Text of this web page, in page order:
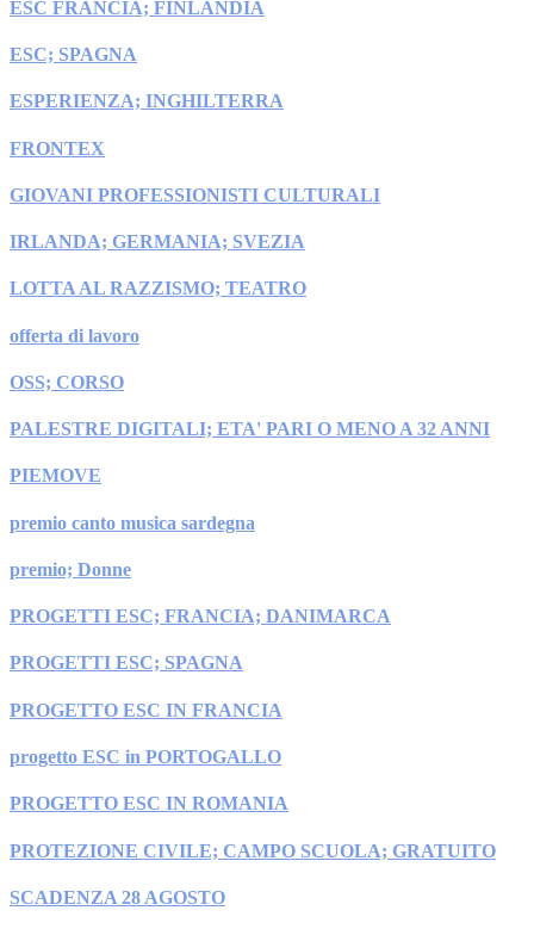
ESC FRANCIA; FINLANDIA
ESC; SPAGNA
ESPERIENZA; INGHILTERRA
FRONTEX
GIOVANI PROFESSIONISTI CULTURALI
IRLANDA; GERMANIA; SVEZIA
LOTTA AL RAZZISMO; TEATRO
offerta di lavoro
OSS; CORSO
PALESTRE DIGITALI; ETA' PARI O MENO A 32 ANNI
PIEMOVE
premio canto musica sardegna
premio; Donne
PROGETTI ESC; FRANCIA; DANIMARCA
PROGETTI ESC; SPAGNA
PROGETTO ESC IN FRANCIA
progetto ESC in PORTOGALLO
PROGETTO ESC IN ROMANIA
PROTEZIONE CIVILE; CAMPO SCUOLA; GRATUITO
SCADENZA 28 AGOSTO